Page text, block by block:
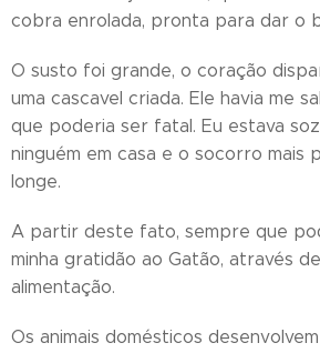
cobra enrolada, pronta para dar o
O susto foi grande, o coração
uma cascavel criada. Ele havia me
que poderia ser fatal. Eu estava
ninguém em casa e o socorro mais
longe.
A partir deste fato, sempre que
minha gratidão ao Gatão, através
alimentação.
Os animais domésticos